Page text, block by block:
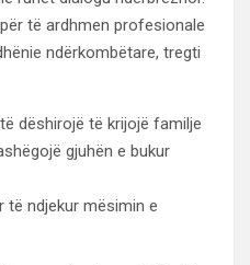
të ardhmen profesionale
ndërkombëtare, tregti
dëshirojë të krijojë familje
gjuhën e bukur
të ndjekur mësimin e